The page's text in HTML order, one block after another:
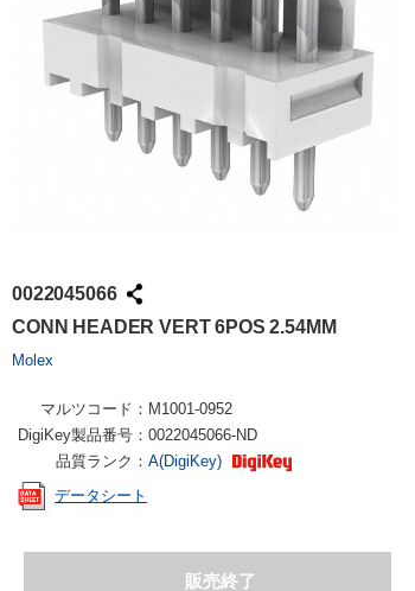
0022045066
CONN HEADER VERT 6POS 2.54MM
Molex
マルツコード： M1001-0952
DigiKey製品番号： 0022045066-ND
品質ランク： A(DigiKey)
データシート